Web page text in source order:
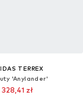
TERREX
'Anylander'
328,41 zł